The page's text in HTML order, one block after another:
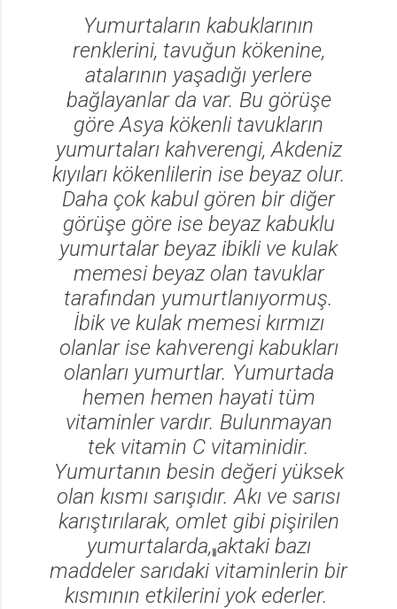
Yumurtaların kabuklarının
renklerini, tavuğun kökenine,
atalarının yaşadığı yerlere
bağlayanlar da var. Bu görüşe
göre Asya kökenli tavukların
yumurtaları kahverengi, Akdeniz
kıyıları kökenlilerin ise beyaz olur.
Daha çok kabul gören bir diğer
görüşe göre ise beyaz kabuklu
yumurtalar beyaz ibikli ve kulak
memesi beyaz olan tavuklar
tarafından yumurtlanıyormuş.
İbik ve kulak memesi kırmızı
olanlar ise kahverengi kabukları
olanları yumurtlar. Yumurtada
hemen hemen hayati tüm
vitaminler vardır. Bulunmayan
tek vitamin C vitaminidir.
Yumurtanın besin değeri yüksek
olan kısmı sarışıdır. Akı ve sarısı
karıştırılarak, omlet gibi pişirilen
yumurtalarda, aktaki bazı
maddeler sarıdaki vitaminlerin bir
kısmının etkilerini yok ederler.